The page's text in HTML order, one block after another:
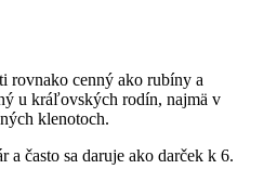
rovnako cenný ako rubíny a
u kráľovských rodín, najmä v
klenotoch.
a často sa daruje ako darček k 6.